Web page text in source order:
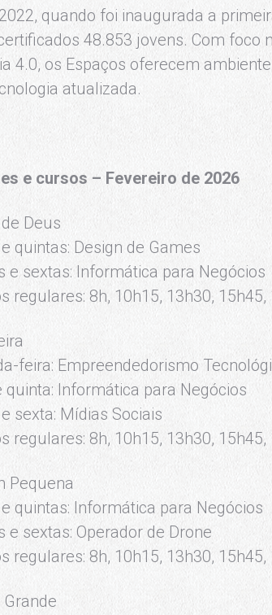
quando foi inaugurada a
48.853 jovens. Com foco
4.0, os Espaços oferecem
atualizada.
e cursos – Fevereiro de 2026
Deus
quintas: Design de Games
e sextas: Informática para Negócios
regulares: 8h, 10h15, 13h30, 15h45,
feira: Empreendedorismo
quinta: Informática para Negócios
sexta: Mídias Sociais
regulares: 8h, 10h15, 13h30, 15h45,
Pequena
quintas: Informática para Negócios
e sextas: Operador de Drone
regulares: 8h, 10h15, 13h30, 15h45,